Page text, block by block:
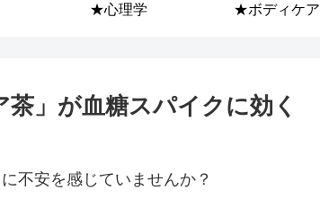
★心理学 ★ボディケア
」が血糖スパイクに効く
不安を感じていませんか？